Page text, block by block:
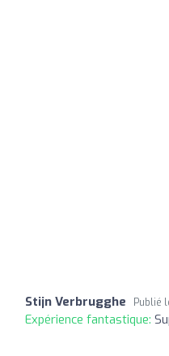
Stijn Verbrugghe Publié
Expérience fantastique: